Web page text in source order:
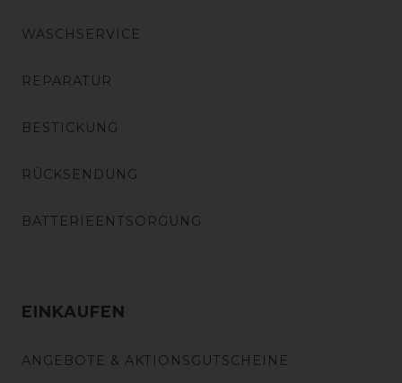
WASCHSERVICE
REPARATUR
BESTICKUNG
RÜCKSENDUNG
BATTERIEENTSORGUNG
EINKAUFEN
ANGEBOTE & AKTIONSGUTSCHEINE